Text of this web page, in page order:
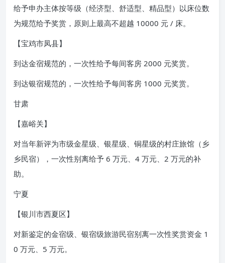
给予申办主体按等级（经济型、舒适型、精品型）以床位数
为规范给予奖赏，原则上最高不超越 10000 元 / 床。
【宝鸡市凤县】
到达金宿规范的，一次性给予每间客房 2000 元奖赏。
到达银宿规范的，一次性给予每间客房 1000 元奖赏。
甘肃
【嘉峪关】
对当年新评为市级金星级、银星级、铜星级的村庄旅馆（乡
乡民宿），一次性别离给予 6 万元、4 万元、2 万元的补
助。
宁夏
【银川市西夏区】
对新鉴定的金宿级、银宿级旅游民宿别离一次性奖赏资金 1
0 万元、5 万元。